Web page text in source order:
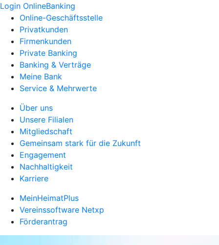
Login OnlineBanking
Online-Geschäftsstelle
Privatkunden
Firmenkunden
Private Banking
Banking & Verträge
Meine Bank
Service & Mehrwerte
Über uns
Unsere Filialen
Mitgliedschaft
Gemeinsam stark für die Zukunft
Engagement
Nachhaltigkeit
Karriere
MeinHeimatPlus
Vereinssoftware Netxp
Förderantrag